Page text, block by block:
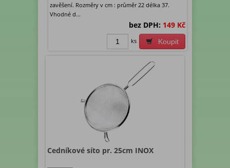
zavěšení. Rozměry v cm : průměr 22 délka 37.
Vhodné d...
bez DPH: 149 Kč
Koupit
ks
Cedníkové síto pr. 25cm INOX